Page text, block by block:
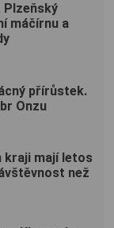
Plzeňský
máčírnu a
přírůstek.
Onzu
kraji mají letos
než